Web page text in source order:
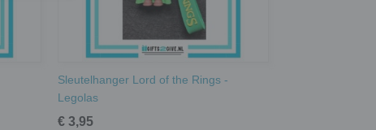
Sleutelhanger Lord of the Rings -
Legolas
€ 3,95